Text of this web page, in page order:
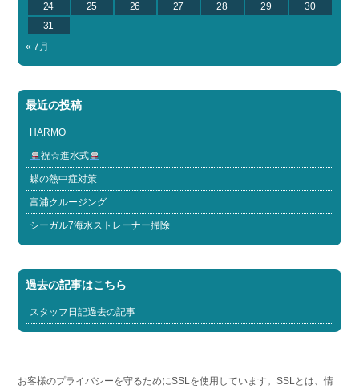
24
25 26 27 28 29
30
31
« 7月
最近の投稿
HARMO
祝☆進水式
蝶の熱中症対策
富浦クルージング
シーガル7海水ストレーナー掃除
過去の記事はこちら
スタッフ日記過去の記事
お客様のプライバシーを守るためにSSLを使用しています。SSLとは、情